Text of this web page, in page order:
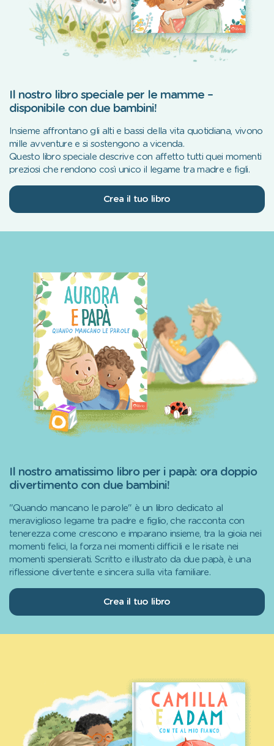
Il nostro libro speciale per le mamme –
disponibile con due bambini!
Insieme affrontano gli alti e bassi della vita quotidiana, vivono
mille avventure e si sostengono a vicenda.
Questo libro speciale descrive con affetto tutti quei momenti
preziosi che rendono così unico il legame tra madre e figli.
Crea il tuo libro
Il nostro amatissimo libro per i papà: ora doppio
divertimento con due bambini!
"Quando mancano le parole" è un libro dedicato al
meraviglioso legame tra padre e figlio, che racconta con
tenerezza come crescono e imparano insieme, tra la gioia nei
momenti felici, la forza nei momenti difficili e le risate nei
momenti spensierati. Scritto e illustrato da due papà, è una
riflessione divertente e sincera sulla vita familiare.
Crea il tuo libro